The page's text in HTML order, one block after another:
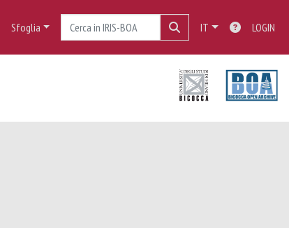
Sfoglia IT LOGIN